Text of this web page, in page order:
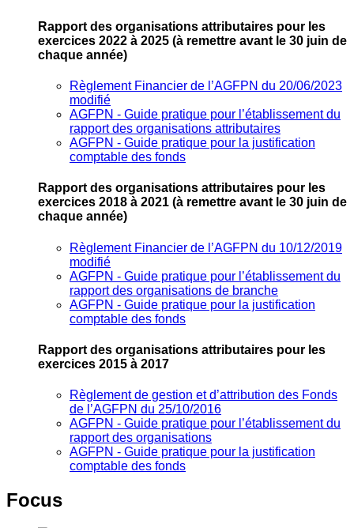
Rapport des organisations attributaires pour les
exercices 2022 à 2025 (à remettre avant le 30 juin de
chaque année)
Règlement Financier de l’AGFPN du 20/06/2023
modifié
AGFPN ‐ Guide pratique pour l’établissement du
rapport des organisations attributaires
AGFPN ‐ Guide pratique pour la justification
comptable des fonds
Rapport des organisations attributaires pour les
exercices 2018 à 2021 (à remettre avant le 30 juin de
chaque année)
Règlement Financier de l’AGFPN du 10/12/2019
modifié
AGFPN ‐ Guide pratique pour l’établissement du
rapport des organisations de branche
AGFPN ‐ Guide pratique pour la justification
comptable des fonds
Rapport des organisations attributaires pour les
exercices 2015 à 2017
Règlement de gestion et d’attribution des Fonds
de l’AGFPN du 25/10/2016
AGFPN ‐ Guide pratique pour l’établissement du
rapport des organisations
AGFPN ‐ Guide pratique pour la justification
comptable des fonds
Focus